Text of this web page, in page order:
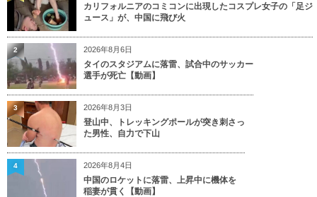
カリフォルニアのコミコンに出現したコスプレ女子の「足ジ
ュース」が、中国に飛び火
2026年8月6日
タイのスタジアムに落雷、試合中のサッカー
選手が死亡【動画】
2
2026年8月3日
登山中、トレッキングポールが突き刺さっ
た男性、自力で下山
3
2026年8月4日
中国のロケットに落雷、上昇中に機体を
稲妻が貫く【動画】
4